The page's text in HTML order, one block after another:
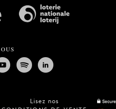
Lisez nos